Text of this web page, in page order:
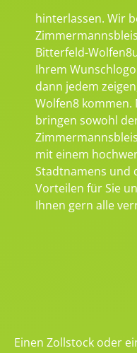
hinterlassen. Wir
Bitterfeld-
Ihrem
dann jedem
Wolfen8
bringen sowohl
mit einem
Stadtnamens und
Vorteilen für Sie
Ihnen gern alle
Einen Zollstock oder